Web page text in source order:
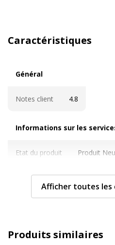
Caractéristiques
Général
Notes client 4.8
Informations sur les
Etat du produit Produit
Caractéristiques techniques
Caractéristiques techniques
Diamètre
Afficher toutes les
Produits similaires